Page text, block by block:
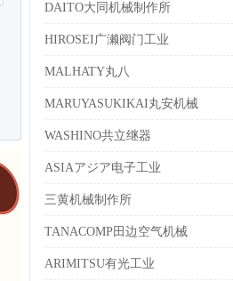
DAITO大同机械制作所
HIROSEI广濑阀门工业
MALHATY丸八
MARUYASUKIKAI丸安机械
WASHINO共立继器
ASIAアジア电子工业
三黄机械制作所
TANACOMP田边空气机械
ARIMITSU有光工业